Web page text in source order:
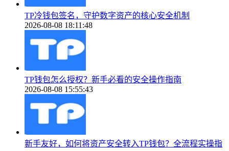
TP冷钱包签名，守护数字资产的核心安全机制
2026-08-08 18:11:48
TP钱包怎么授权？新手必看的安全操作指南
2026-08-08 15:55:43
新手友好，如何将资产安全转入TP钱包？全流程实操指